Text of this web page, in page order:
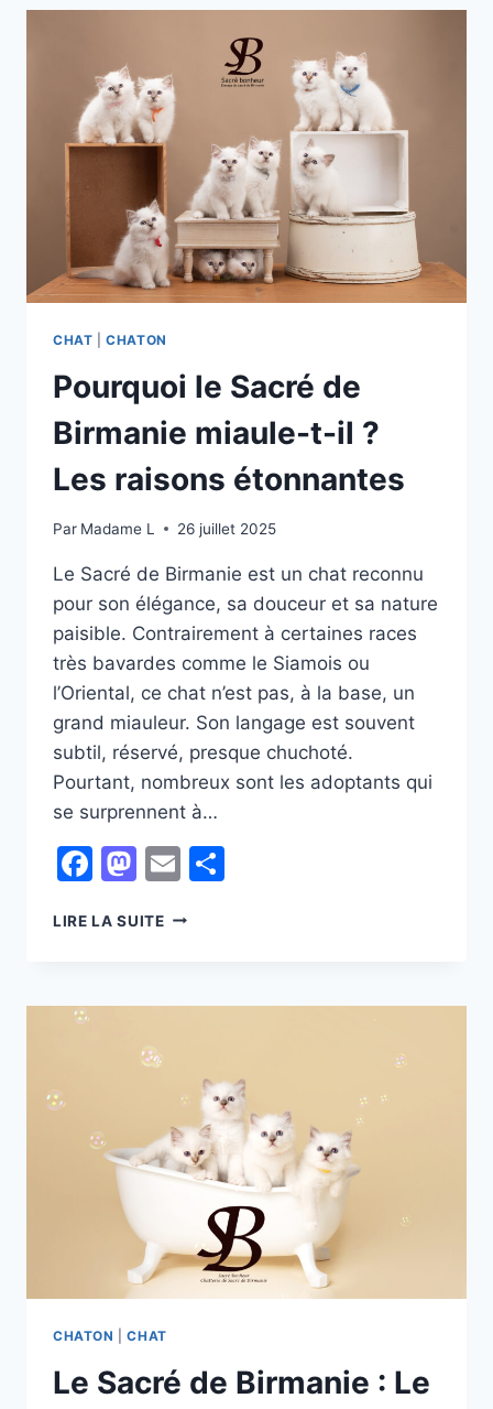
CHAT |CHATON
Pourquoi le Sacré de
Birmanie miaule-t-il ?
Les raisons étonnantes
Par Madame L 26 juillet 2025
Le Sacré de Birmanie est un chat reconnu
pour son élégance, sa douceur et sa nature
paisible. Contrairement à certaines races
très bavardes comme le Siamois ou
l’Oriental, ce chat n’est pas, à la base, un
grand miauleur. Son langage est souvent
subtil, réservé, presque chuchoté.
Pourtant, nombreux sont les adoptants qui
se surprennent à…
Facebook
Mastodon
Email
LIRE LA SUITEPOURQUOI
BIRMANIE
LES
RAISONS
ÉTONNANTES
CHATON |CHAT
Le Sacré de Birmanie : Le